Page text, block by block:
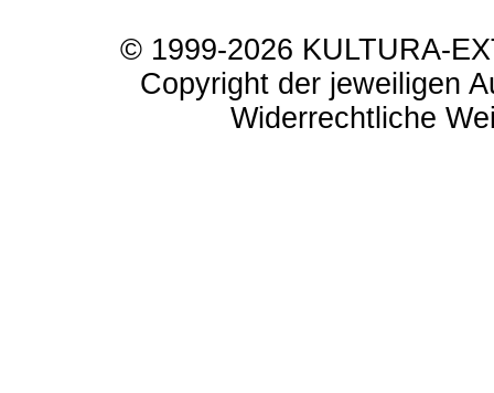
© 1999-2026 KULTURA-
Copyright der jeweiligen
Widerrechtliche